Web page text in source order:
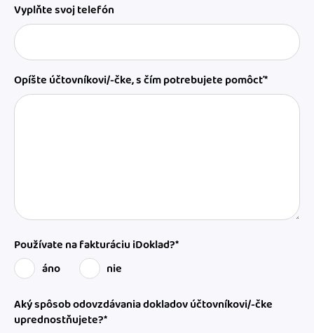
Vyplňte svoj telefón
Opíšte účtovníkovi/-čke, s čím potrebujete pomôcť*
Používate na fakturáciu iDoklad?*
áno
nie
Aký spôsob odovzdávania dokladov účtovníkovi/-čke
uprednostňujete?*